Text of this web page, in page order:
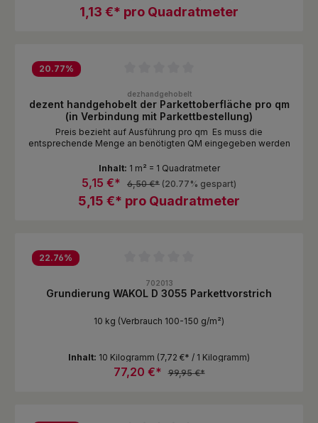
1,13 €* pro Quadratmeter
20.77%
dezhandgehobelt
dezent handgehobelt der Parkettoberfläche pro qm
(in Verbindung mit Parkettbestellung)
Preis bezieht auf Ausführung pro qm Es muss die
entsprechende Menge an benötigten QM eingegeben werden
5,15 €* pro Quadratmeter
5,15 €* 6,50 €* (20.77% gespart)
Inhalt: 1 m² = 1 Quadratmeter
22.76%
702013
Grundierung WAKOL D 3055 Parkettvorstrich
10 kg (Verbrauch 100-150 g/m²)
Inhalt: 10 Kilogramm (7,72 €* / 1 Kilogramm)
77,20 €* 99,95 €*